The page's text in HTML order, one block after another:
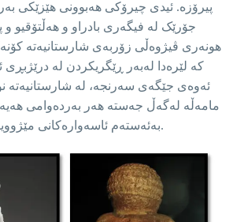
پیرۆزە. ئیدی چیرۆکی هەبوونی هێزێکی
جۆرێک لە فیگەری بادراو و هەڵتۆقیو
هونەری ڤیژوەڵی زۆربەی شارستانیەتە
کە لێرەدا لەبەر ڕێگریکردن لە درێژبڕی
ئەوەی جێگەی سەرنجە، لە شارستانیەتە
مامەڵە لەگەڵ جەستە هەر بەردەوامی هەیە
بەئەستەم ئاسەوارەکانی مێژوویان تێدا دەدۆزینەوە.